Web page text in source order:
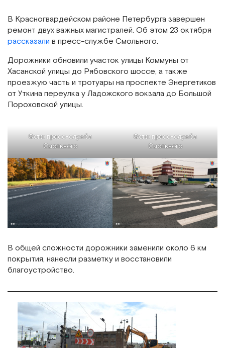
В Красногвардейском районе Петербурга завершен
ремонт двух важных магистралей. Об этом 23 октября
рассказали в пресс-службе Смольного.
Дорожники обновили участок улицы Коммуны от
Хасанской улицы до Рябовского шоссе, а также
проезжую часть и тротуары на проспекте Энергетиков
от Уткина переулка у Ладожского вокзала до Большой
Пороховской улицы.
Фото: пресс-служба
Смольного
Фото: пресс-служба
Смольного
В общей сложности дорожники заменили около 6 км
покрытия, нанесли разметку и восстановили
благоустройство.